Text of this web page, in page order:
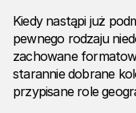
Kiedy nastąpi już
pewnego rodzaju
zachowane
starannie dobrane
przypisane role